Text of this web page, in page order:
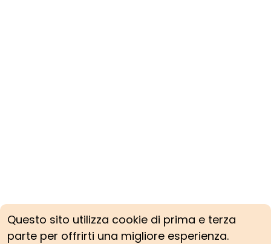
Questo sito utilizza cookie di prima e terza
parte per offrirti una migliore esperienza.